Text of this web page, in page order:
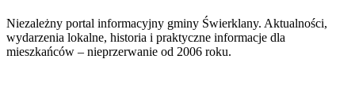
Niezależny portal informacyjny gminy Świerklany. Aktualności,
wydarzenia lokalne, historia i praktyczne informacje dla
mieszkańców – nieprzerwanie od 2006 roku.